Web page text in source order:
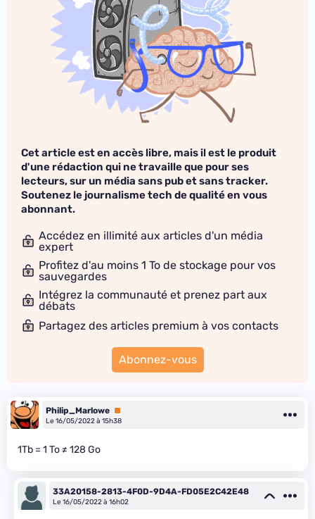
Cet article est en accès libre, mais il est le produit
d'une rédaction qui ne travaille que pour ses
lecteurs, sur un média sans pub et sans tracker.
Soutenez le journalisme tech de qualité en vous
abonnant.
Accédez en illimité aux articles d'un média
expert
Profitez d'au moins 1 To de stockage pour vos
sauvegardes
Intégrez la communauté et prenez part aux
débats
Partagez des articles premium à vos contacts
Abonnez-vous
Philip_Marlowe Premium
Le 16/05/2022 à 15h38
1Tb = 1 To ≠ 128 Go
33A20158-2813-4F0D-9D4A-FD05E2C42E48
Le 16/05/2022 à 16h02